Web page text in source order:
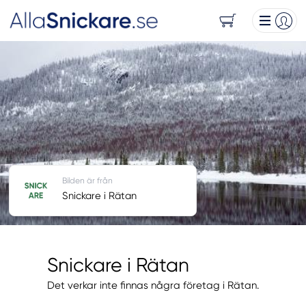
Snickare i Rätan
Det verkar inte finnas några företag i Rätan.
Bilden är från
Snickare i Rätan